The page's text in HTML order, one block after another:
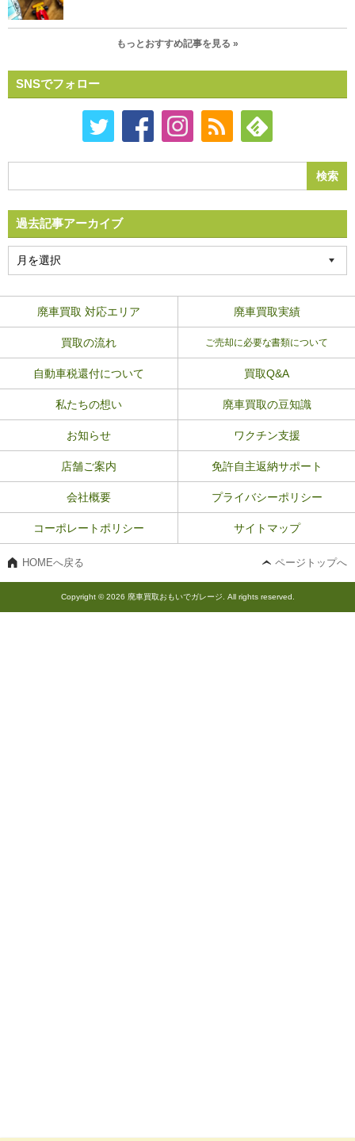
もっとおすすめ記事を見る »
SNSでフォロー
過去記事アーカイブ
廃車買取 対応エリア 廃車買取実績
買取の流れ ご売却に必要な書類について
自動車税還付について 買取Q&A
私たちの想い 廃車買取の豆知識
お知らせ ワクチン支援
店舗ご案内 免許自主返納サポート
会社概要 プライバシーポリシー
コーポレートポリシー サイトマップ
HOMEへ戻る ページトップへ
Copyright © 2026 廃車買取おもいでガレージ. All rights reserved.